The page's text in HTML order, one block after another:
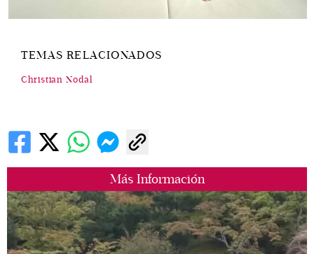
Más Información
TEMAS RELACIONADOS
Christian Nodal